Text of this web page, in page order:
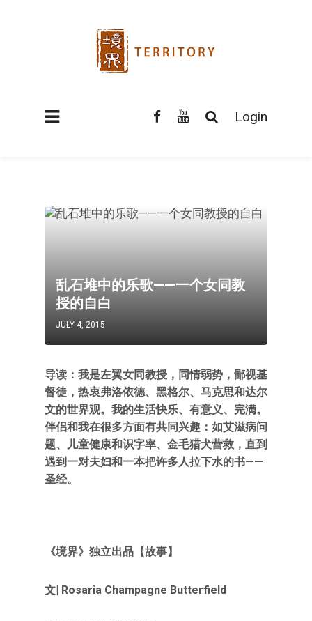
Login
乱石堆中的乐歌——一个女同教
授的自白
JULY 4, 2015
导读：我是左翼女同教授，同情弱势，鄙视基
督徒，热衷弗洛依德、黑格尔、马克思和达尔
文的世界观。我的生活快乐、有意义、完满。
伴侣和我在很多方面有共同兴趣：如艾滋病问
题、儿童健康和识字率、金毛猎犬营救，直到
遇到一对夫妇和一本把许多人拉下水的书——
圣经。
《境界》独立出品【故事】
文| Rosaria Champagne Butterfield